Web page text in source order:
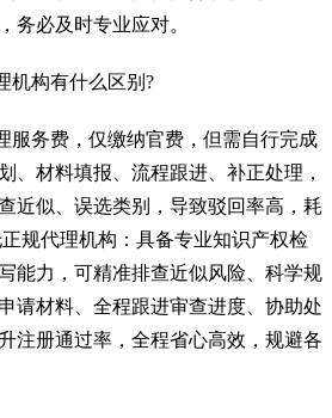
务必及时专业应对。
机构有什么区别?
务费，仅缴纳官费，但需自行完成
、材料填报、流程跟进、补正处理，
近似、误选类别，导致驳回率高，耗
规代理机构：具备专业知识产权检
能力，可精准排查近似风险、科学规
请材料、全程跟进审查进度、协助处
注册通过率，全程省心高效，规避各